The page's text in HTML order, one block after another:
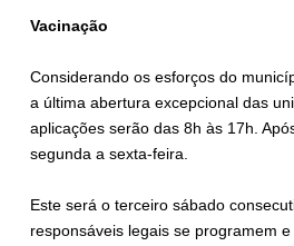
Vacinação
Considerando os esforços do
a última abertura excepcional das
aplicações serão das 8h às 17h.
segunda a sexta-feira.
Este será o terceiro sábado
responsáveis legais se programem